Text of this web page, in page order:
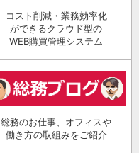
コスト削減・業務効率化
ができるクラウド型の
WEB購買管理システム
総務のお仕事、オフィスや
働き方の取組みをご紹介